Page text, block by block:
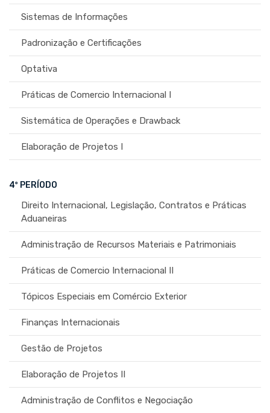
Sistemas de Informações
Padronização e Certificações
Optativa
Práticas de Comercio Internacional I
Sistemática de Operações e Drawback
Elaboração de Projetos I
4º PERÍODO
Direito Internacional, Legislação, Contratos e Práticas
Aduaneiras
Administração de Recursos Materiais e Patrimoniais
Práticas de Comercio Internacional II
Tópicos Especiais em Comércio Exterior
Finanças Internacionais
Gestão de Projetos
Elaboração de Projetos II
Administração de Conflitos e Negociação